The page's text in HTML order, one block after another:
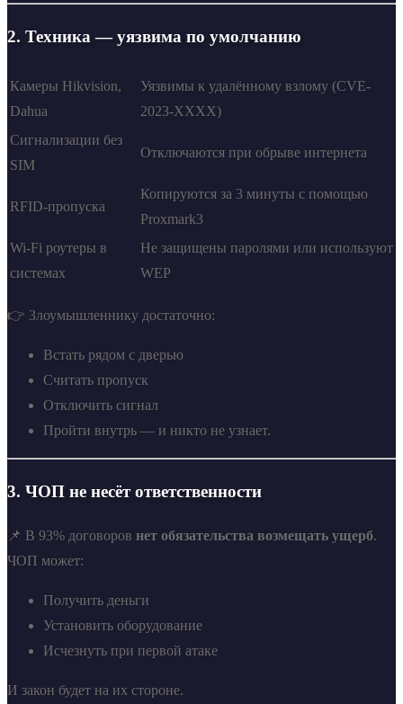
2. Техника — уязвима по умолчанию
Камеры Hikvision,
Dahua
Уязвимы к удалённому взлому (CVE-
2023-XXXX)
Сигнализации без
SIM
Отключаются при обрыве интернета
RFID-пропуска
Копируются за 3 минуты с помощью
Proxmark3
Wi-Fi роутеры в
системах
Не защищены паролями или используют
WEP
👉 Злоумышленнику достаточно:
Встать рядом с дверью
Считать пропуск
Отключить сигнал
Пройти внутрь — и никто не узнает.
3. ЧОП не несёт ответственности
📌 В 93% договоров нет обязательства возмещать ущерб.
ЧОП может:
Получить деньги
Установить оборудование
Исчезнуть при первой атаке
И закон будет на их стороне.